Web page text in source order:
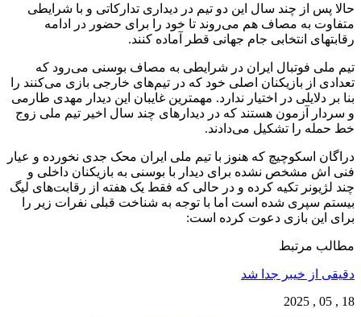
حالا پس از چند سال این دو تیم در دیداری تدارکاتی و با شرایطی
متفاوت به مصاف هم می‌روند تا خود را برای حضور در ادامه
رقابتهای انتخابی جام جهانی قطر آماده کنند.
تیم ملی فوتبال ایران در شرایطی به مصاف بوسنی می‌رود که
تعدادی از بازیکنان اصلی خود که در تیم‌های خارجی بازی می‌کنند را
بنا بر دلایلی در اختیار ندارد. مهمترین غایبان این دیدار مهدی طارمی
و سردار آزمون هستند که در دیدارهای چند سال اخیر تیم ملی زوج
خط حمله را تشکیل می‌دادند.
دراگان اسکوچیچ که هنوز با تیم ملی ایران محک جدی نخورده و عیار
فنی اش مشخص نشده برای دیدار با بوسنی به بازیکنان داخلی و
چند لژیونر تکیه کرده و در حالی که فقط یک هفته از رقابت‌های لیگ
بیستم سپری شده است اما با توجه به شناخت قبلی نفرات زیر را
برای این بازی دعوت کرده است:
مطالب مرتبط
دقیقی از خیبر جدا شد
18 , 05 , 2025